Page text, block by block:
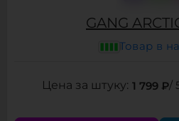
GANG
Товар в
1 799 ₽/